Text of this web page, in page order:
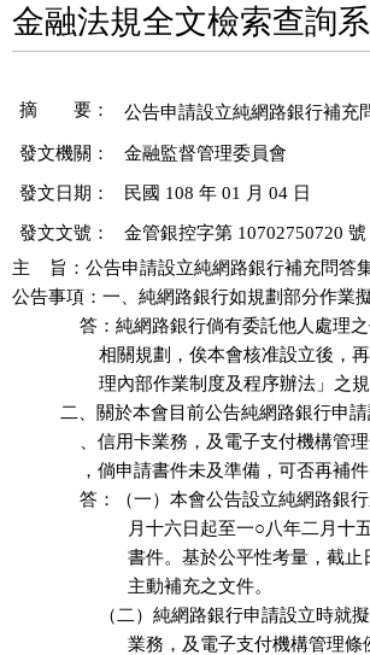
金融法規全文檢索查詢
摘 要：
發文機關： 金融監督管理委員會
發文日期： 民國 108 年 01 月 04 日
發文文號：
金管銀控字第 10702750720
主    旨：公告申請設立純網路銀行補充問答集
公告事項：一、純網路銀行如規劃部分作業
答：純網路銀行倘有委託他人處
相關規劃，俟本會核准設立
理內部作業制度及程序辦法」
二、關於本會目前公告純網路銀行
、信用卡業務，及電子支付機構
，倘申請書件未及準備，可否再補件
答：（一）本會公告設立純網路
月十六日起至一○八年二
書件。基於公平性考量
                        主動補充之文件。
（二）純網路銀行申請設立
業務，及電子支付機構